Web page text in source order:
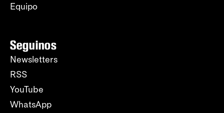
Equipo
Seguinos
Newsletters
RSS
YouTube
WhatsApp